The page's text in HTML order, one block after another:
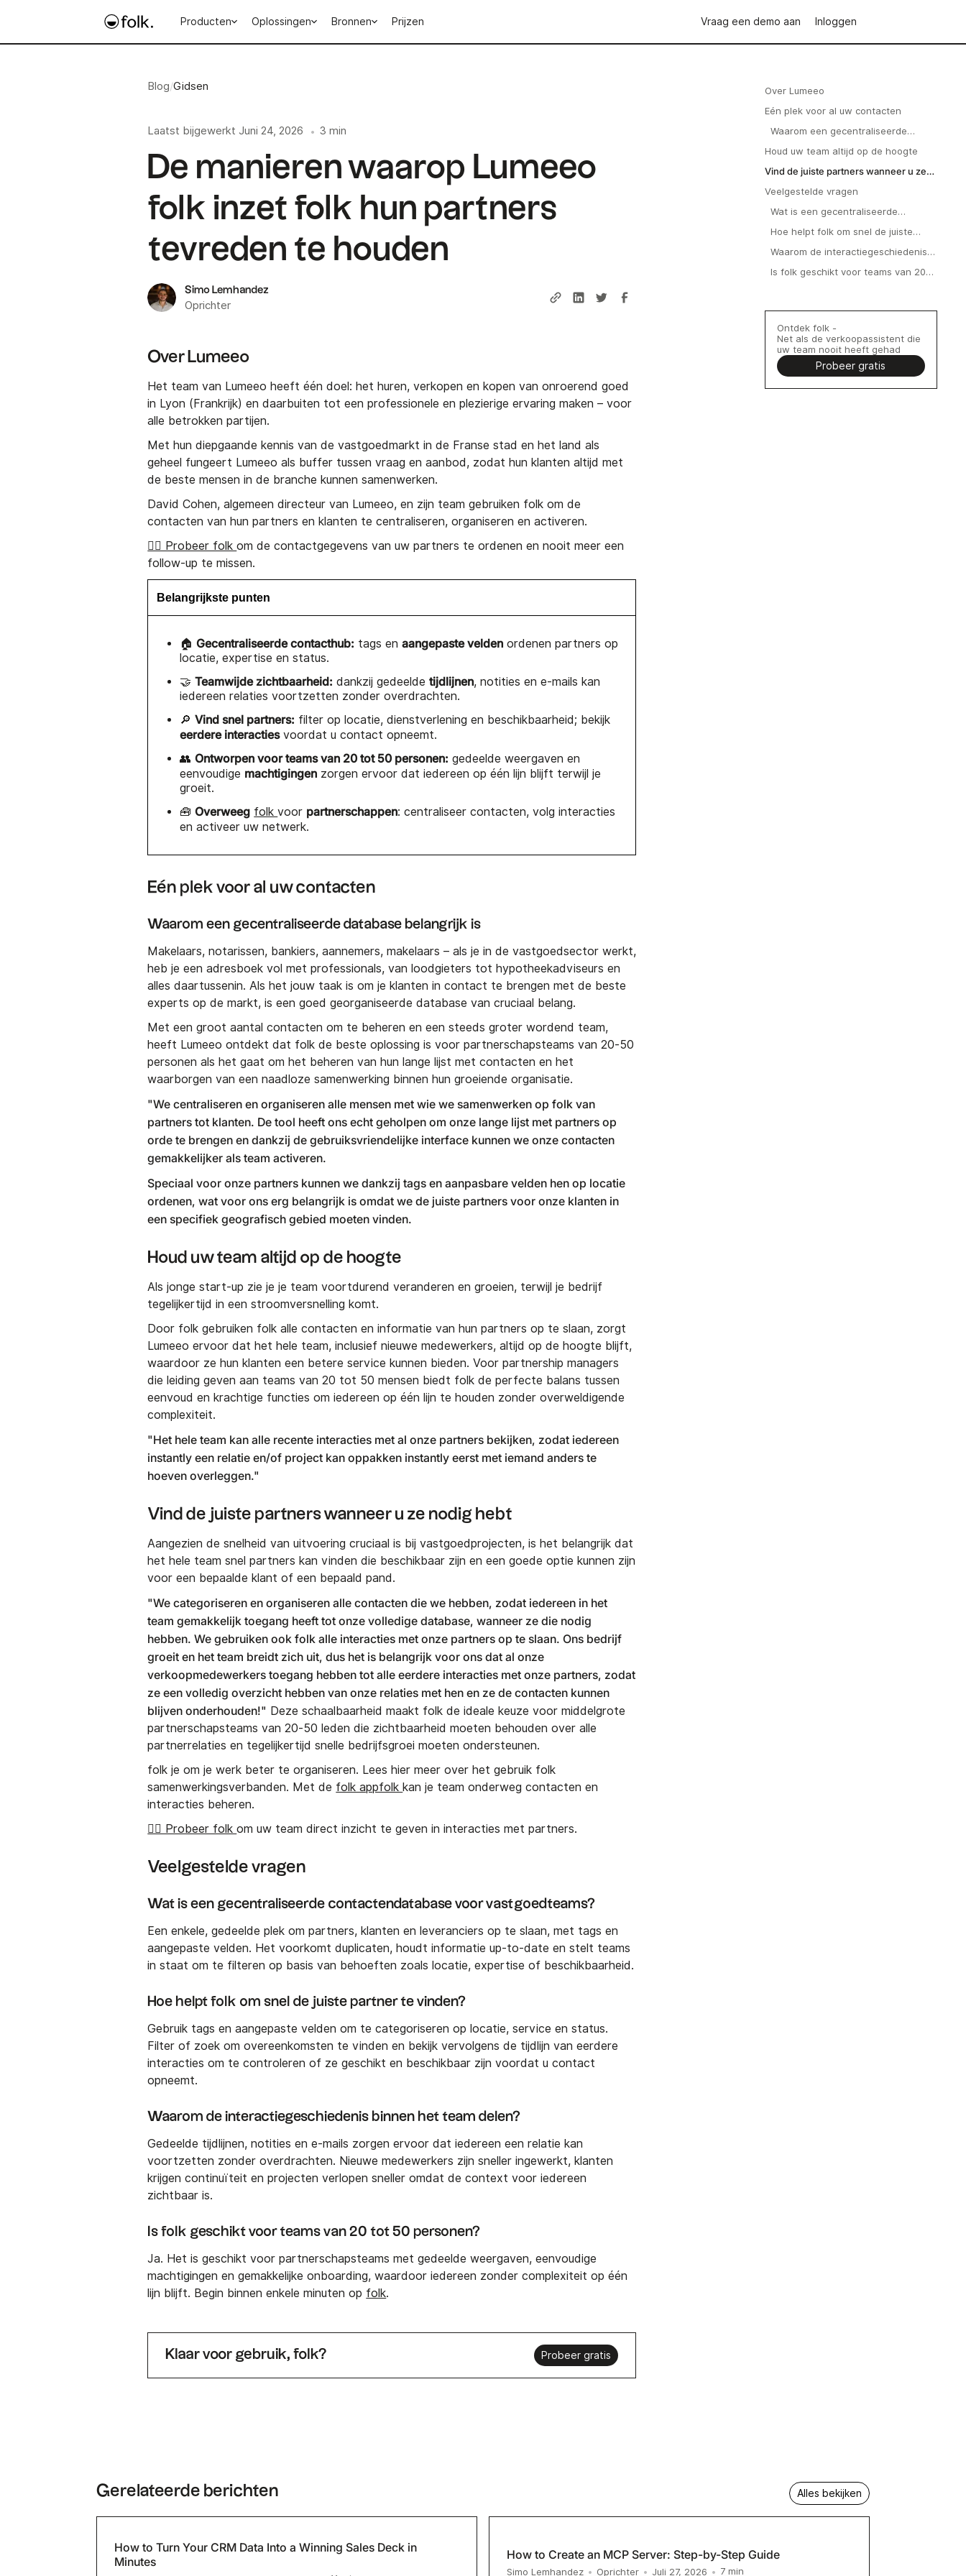
Producten Oplossingen Bronnen Prijzen Vraag een demo aan Inloggen
Blog/Gidsen
Laatst bijgewerkt Juni 24, 2026 • 3 min
De manieren waarop Lumeeo
folk inzet folk hun partners
tevreden te houden
Simo Lemhandez
Oprichter
Over Lumeeo
Het team van Lumeeo heeft één doel: het huren, verkopen en kopen van onroerend goed
in Lyon (Frankrijk) en daarbuiten tot een professionele en plezierige ervaring maken – voor
alle betrokken partijen.
Met hun diepgaande kennis van de vastgoedmarkt in de Franse stad en het land als
geheel fungeert Lumeeo als buffer tussen vraag en aanbod, zodat hun klanten altijd met
de beste mensen in de branche kunnen samenwerken.
David Cohen, algemeen directeur van Lumeeo, en zijn team gebruiken folk om de
contacten van hun partners en klanten te centraliseren, organiseren en activeren.
👉🏼 Probeer folkom de contactgegevens van uw partners te ordenen en nooit meer een
follow-up te missen.
Belangrijkste punten
🏠Gecentraliseerde contacthub: tags enaangepaste velden ordenen partners op
locatie, expertise en status.
🤝Teamwijde zichtbaarheid: dankzij gedeeldetijdlijnen, notities en e-mails kan
iedereen relaties voortzetten zonder overdrachten.
🔎Vind snel partners: filter op locatie, dienstverlening en beschikbaarheid; bekijk
eerdere interactiesvoordat u contact opneemt.
👥Ontworpen voor teams van 20 tot 50 personen: gedeelde weergaven en
eenvoudige machtigingen zorgen ervoor dat iedereen op één lijn blijft terwijl je
groeit.
🧰Overweeg folkvoor partnerschappen: centraliseer contacten, volg interacties
en activeer uw netwerk.
Eén plek voor al uw contacten
Waarom een gecentraliseerde database belangrijk is
Makelaars, notarissen, bankiers, aannemers, makelaars – als je in de vastgoedsector werkt,
heb je een adresboek vol met professionals, van loodgieters tot hypotheekadviseurs en
alles daartussenin. Als het jouw taak is om je klanten in contact te brengen met de beste
experts op de markt, is een goed georganiseerde database van cruciaal belang.
Met een groot aantal contacten om te beheren en een steeds groter wordend team,
heeft Lumeeo ontdekt dat folk de beste oplossing is voor partnerschapsteams van 20-50
personen als het gaat om het beheren van hun lange lijst met contacten en het
waarborgen van een naadloze samenwerking binnen hun groeiende organisatie.
"We centraliseren en organiseren alle mensen met wie we samenwerken op folk van
partners tot klanten. De tool heeft ons echt geholpen om onze lange lijst met partners op
orde te brengen en dankzij de gebruiksvriendelijke interface kunnen we onze contacten
gemakkelijker als team activeren.
Speciaal voor onze partners kunnen we dankzij tags en aanpasbare velden hen op locatie
ordenen, wat voor ons erg belangrijk is omdat we de juiste partners voor onze klanten in
een specifiek geografisch gebied moeten vinden.
Houd uw team altijd op de hoogte
Als jonge start-up zie je je team voortdurend veranderen en groeien, terwijl je bedrijf
tegelijkertijd in een stroomversnelling komt.
Door folk gebruiken folk alle contacten en informatie van hun partners op te slaan, zorgt
Lumeeo ervoor dat het hele team, inclusief nieuwe medewerkers, altijd op de hoogte blijft,
waardoor ze hun klanten een betere service kunnen bieden. Voor partnership managers
die leiding geven aan teams van 20 tot 50 mensen biedt folk de perfecte balans tussen
eenvoud en krachtige functies om iedereen op één lijn te houden zonder overweldigende
complexiteit.
"Het hele team kan alle recente interacties met al onze partners bekijken, zodat iedereen
instantly een relatie en/of project kan oppakken instantly eerst met iemand anders te
hoeven overleggen."
Vind de juiste partners wanneer u ze nodig hebt
Aangezien de snelheid van uitvoering cruciaal is bij vastgoedprojecten, is het belangrijk dat
het hele team snel partners kan vinden die beschikbaar zijn en een goede optie kunnen zijn
voor een bepaalde klant of een bepaald pand.
"We categoriseren en organiseren alle contacten die we hebben, zodat iedereen in het
team gemakkelijk toegang heeft tot onze volledige database, wanneer ze die nodig
hebben. We gebruiken ook folk alle interacties met onze partners op te slaan. Ons bedrijf
groeit en het team breidt zich uit, dus het is belangrijk voor ons dat al onze
verkoopmedewerkers toegang hebben tot alle eerdere interacties met onze partners, zodat
ze een volledig overzicht hebben van onze relaties met hen en ze de contacten kunnen
blijven onderhouden!" Deze schaalbaarheid maakt folk de ideale keuze voor middelgrote
partnerschapsteams van 20-50 leden die zichtbaarheid moeten behouden over alle
partnerrelaties en tegelijkertijd snelle bedrijfsgroei moeten ondersteunen.
folk je om je werk beter te organiseren. Lees hier meer over het gebruik folk
samenwerkingsverbanden. Met de folk appfolkkan je team onderweg contacten en
interacties beheren.
👉🏼 Probeer folkom uw team direct inzicht te geven in interacties met partners.
Veelgestelde vragen
Wat is een gecentraliseerde contactendatabase voor vastgoedteams?
Een enkele, gedeelde plek om partners, klanten en leveranciers op te slaan, met tags en
aangepaste velden. Het voorkomt duplicaten, houdt informatie up-to-date en stelt teams
in staat om te filteren op basis van behoeften zoals locatie, expertise of beschikbaarheid.
Hoe helpt folk om snel de juiste partner te vinden?
Gebruik tags en aangepaste velden om te categoriseren op locatie, service en status.
Filter of zoek om overeenkomsten te vinden en bekijk vervolgens de tijdlijn van eerdere
interacties om te controleren of ze geschikt en beschikbaar zijn voordat u contact
opneemt.
Waarom de interactiegeschiedenis binnen het team delen?
Gedeelde tijdlijnen, notities en e-mails zorgen ervoor dat iedereen een relatie kan
voortzetten zonder overdrachten. Nieuwe medewerkers zijn sneller ingewerkt, klanten
krijgen continuïteit en projecten verlopen sneller omdat de context voor iedereen
zichtbaar is.
Is folk geschikt voor teams van 20 tot 50 personen?
Ja. Het is geschikt voor partnerschapsteams met gedeelde weergaven, eenvoudige
machtigingen en gemakkelijke onboarding, waardoor iedereen zonder complexiteit op één
lijn blijft. Begin binnen enkele minuten op folk.
Klaar voor gebruik, folk? Probeer gratis
Over Lumeeo
Eén plek voor al uw contacten
Waarom een gecentraliseerde
Houd uw team altijd op de hoogte
Vind de juiste partners wanneer u ze
Veelgestelde vragen
Wat is een gecentraliseerde
vastgoedteams?
Hoe helpt folk om snel de juiste
Waarom de interactiegeschiedenis
Is folk geschikt voor teams van 20
Ontdek folk -
Net als de verkoopassistent die
uw team nooit heeft gehad
Probeer gratis
Gerelateerde berichten Alles bekijken
How to Turn Your CRM Data Into a Winning Sales Deck in
Minutes
How to Create an MCP Server: Step-by-Step Guide
Simo Lemhandez • Oprichter • Juli 27, 2026 • 7 min